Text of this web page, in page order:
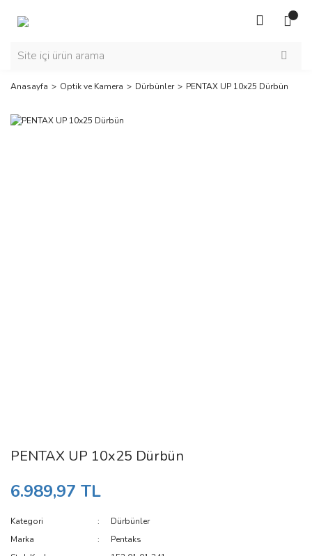
Anasayfa Optik ve Kamera Dürbünler PENTAX UP 10x25 Dürbün
PENTAX UP 10x25 Dürbün
6.989,97 TL
Kategori
Dürbünler
Marka
Pentaks